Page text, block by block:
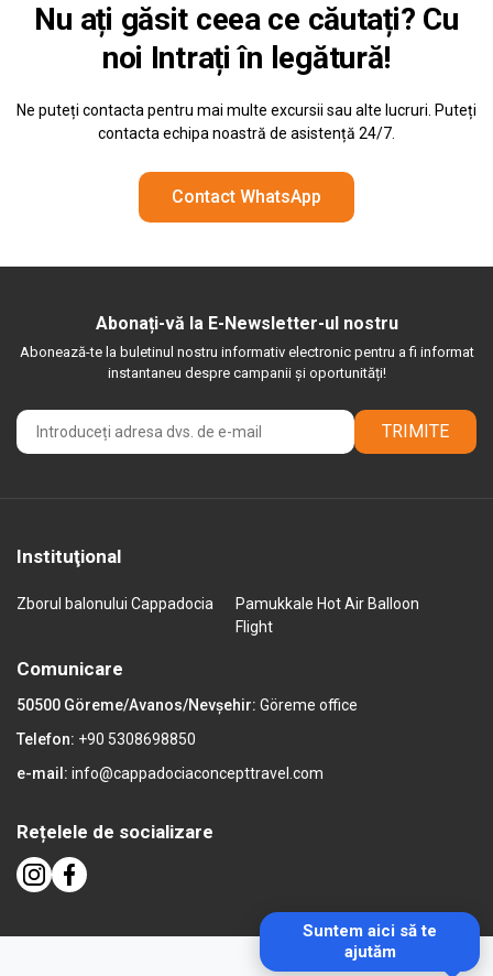
Nu ați găsit ceea ce căutați? Cu
noi Intrați în legătură!
Ne puteți contacta pentru mai multe excursii sau alte lucruri. Puteți
contacta echipa noastră de asistență 24/7.
Contact WhatsApp
Abonați-vă la E-Newsletter-ul nostru
Abonează-te la buletinul nostru informativ electronic pentru a fi informat
instantaneu despre campanii și oportunități!
TRIMITE
Instituţional
Zborul balonului Cappadocia
Pamukkale Hot Air Balloon
Flight
Comunicare
50500 Göreme/Avanos/Nevşehir: Göreme office
Telefon: +90 5308698850
e-mail: info@cappadociaconcepttravel.com
Rețelele de socializare
Suntem aici să te
ajutăm